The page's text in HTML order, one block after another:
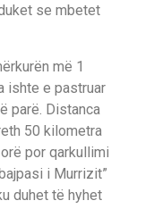
se mbetet
më 1
ishte e pastruar
parë. Distanca
50 kilometra
por qarkullimi
i Murrizit”
duhet të hyhet